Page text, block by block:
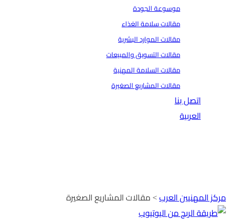
موسوعة الجودة
مقالات سلامة الغذاء
مقالات الموارد البشرية
مقالات التسويق والمبيعات
مقالات السلامة المهنية
مقالات المشاريع الصغيرة
اتصل بنا
العربية
مركز المهنيين العرب> مقالات المشاريع الصغيرة